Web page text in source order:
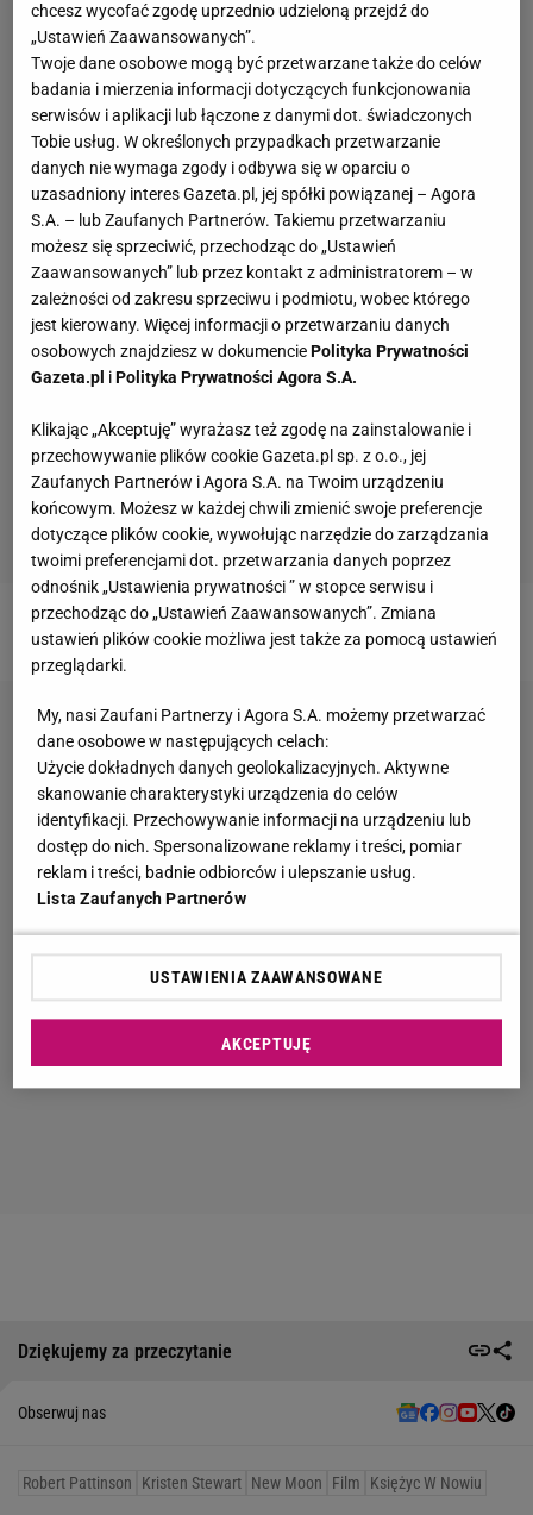
Odpowiedź o godz. 20:00!
Dziękujemy za przeczytanie
Obserwuj nas
Robert Pattinson Kristen Stewart New Moon Film Księżyc W Nowiu
chcesz wycofać zgodę uprzednio udzieloną przejdź do
„Ustawień Zaawansowanych”.
Twoje dane osobowe mogą być przetwarzane także do celów
badania i mierzenia informacji dotyczących funkcjonowania
serwisów i aplikacji lub łączone z danymi dot. świadczonych
Tobie usług. W określonych przypadkach przetwarzanie
danych nie wymaga zgody i odbywa się w oparciu o
uzasadniony interes Gazeta.pl, jej spółki powiązanej – Agora
S.A. – lub Zaufanych Partnerów. Takiemu przetwarzaniu
możesz się sprzeciwić, przechodząc do „Ustawień
Zaawansowanych” lub przez kontakt z administratorem – w
zależności od zakresu sprzeciwu i podmiotu, wobec którego
jest kierowany. Więcej informacji o przetwarzaniu danych
osobowych znajdziesz w dokumenciePolityka Prywatności
Gazeta.pl iPolityka Prywatności Agora S.A.
Klikając „Akceptuję” wyrażasz też zgodę na zainstalowanie i
przechowywanie plików cookie Gazeta.pl sp. z o.o., jej
Zaufanych Partnerów i Agora S.A. na Twoim urządzeniu
końcowym. Możesz w każdej chwili zmienić swoje preferencje
dotyczące plików cookie, wywołując narzędzie do zarządzania
twoimi preferencjami dot. przetwarzania danych poprzez
odnośnik „Ustawienia prywatności ” w stopce serwisu i
przechodząc do „Ustawień Zaawansowanych”. Zmiana
ustawień plików cookie możliwa jest także za pomocą ustawień
przeglądarki.
My, nasi Zaufani Partnerzy i Agora S.A. możemy przetwarzać
dane osobowe w następujących celach:
Użycie dokładnych danych geolokalizacyjnych. Aktywne
skanowanie charakterystyki urządzenia do celów
identyfikacji. Przechowywanie informacji na urządzeniu lub
dostęp do nich. Spersonalizowane reklamy i treści, pomiar
reklam i treści, badnie odbiorców i ulepszanie usług.
Lista Zaufanych Partnerów
USTAWIENIA ZAAWANSOWANE
AKCEPTUJĘ